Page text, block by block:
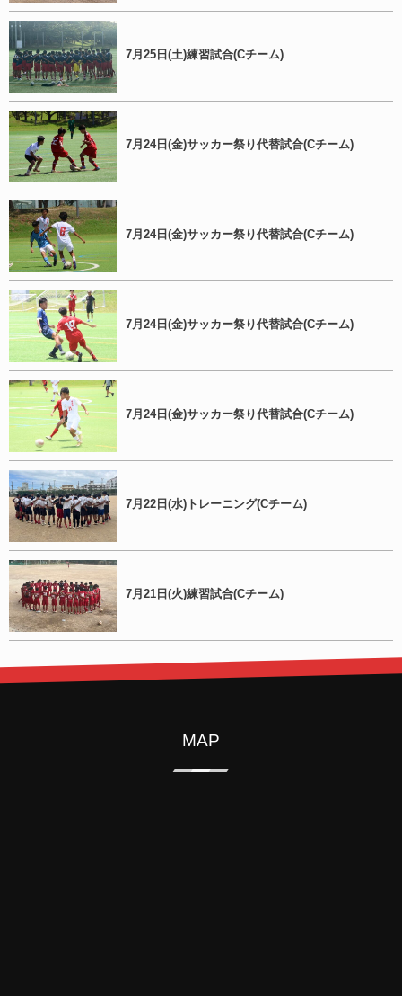
7月25日(土)練習試合(Cチーム)
7月24日(金)サッカー祭り代替試合(Cチーム)
7月24日(金)サッカー祭り代替試合(Cチーム)
7月24日(金)サッカー祭り代替試合(Cチーム)
7月24日(金)サッカー祭り代替試合(Cチーム)
7月22日(水)トレーニング(Cチーム)
7月21日(火)練習試合(Cチーム)
MAP